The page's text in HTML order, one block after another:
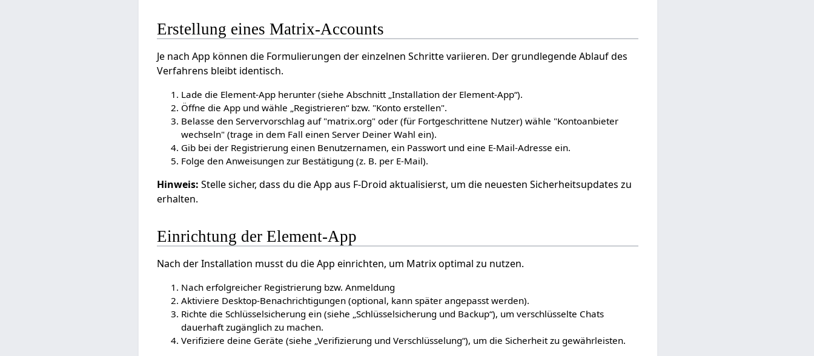
Erstellung eines Matrix-Accounts
Je nach App können die Formulierungen der einzelnen Schritte variieren. Der grundlegende Ablauf des
Verfahrens bleibt identisch.
Lade die Element-App herunter (siehe Abschnitt „Installation der Element-App“).
Öffne die App und wähle „Registrieren“ bzw. "Konto erstellen".
Belasse den Servervorschlag auf "matrix.org" oder (für Fortgeschrittene Nutzer) wähle "Kontoanbieter
wechseln" (trage in dem Fall einen Server Deiner Wahl ein).
Gib bei der Registrierung einen Benutzernamen, ein Passwort und eine E-Mail-Adresse ein.
Folge den Anweisungen zur Bestätigung (z. B. per E-Mail).
Hinweis: Stelle sicher, dass du die App aus F-Droid aktualisierst, um die neuesten Sicherheitsupdates zu
erhalten.
Einrichtung der Element-App
Nach der Installation musst du die App einrichten, um Matrix optimal zu nutzen.
Nach erfolgreicher Registrierung bzw. Anmeldung
Aktiviere Desktop-Benachrichtigungen (optional, kann später angepasst werden).
Richte die Schlüsselsicherung ein (siehe „Schlüsselsicherung und Backup“), um verschlüsselte Chats
dauerhaft zugänglich zu machen.
Verifiziere deine Geräte (siehe „Verifizierung und Verschlüsselung“), um die Sicherheit zu gewährleisten.